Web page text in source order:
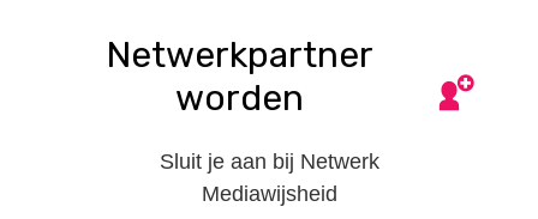
Netwerkpartner
worden
Sluit je aan bij Netwerk
Mediawijsheid